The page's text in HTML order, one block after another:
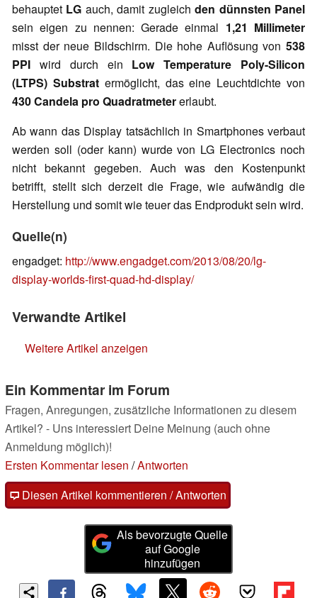
behauptet LG auch, damit zugleichden dünnsten Panel
sein eigen zu nennen: Gerade einmal 1,21 Millimeter
misst der neue Bildschirm. Die hohe Auflösung von 538
PPI wird durch ein Low Temperature Poly-Silicon
(LTPS) Substratermöglicht, das eine Leuchtdichte von
430 Candela pro Quadratmetererlaubt.
Ab wann das Display tatsächlich in Smartphones verbaut
werden soll (oder kann) wurde von LG Electronics noch
nicht bekannt gegeben. Auch was den Kostenpunkt
betrifft, stellt sich derzeit die Frage, wie aufwändig die
Herstellung und somit wie teuer das Endprodukt sein wird.
Quelle(n)
engadget: http://www.engadget.com/2013/08/20/lg-
display-worlds-first-quad-hd-display/
Verwandte Artikel
Weitere Artikel anzeigen
Ein Kommentar im Forum
Fragen, Anregungen, zusätzliche Informationen zu diesem
Artikel? - Uns interessiert Deine Meinung (auch ohne
Anmeldung möglich)!
Ersten Kommentar lesen /Antworten
Diesen Artikel kommentieren / Antworten
Als bevorzugte Quelle
auf Google
hinzufügen